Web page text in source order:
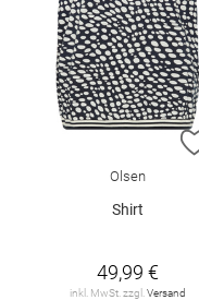
Olsen
Shirt
49,99 €
inkl. MwSt. zzgl. Versand